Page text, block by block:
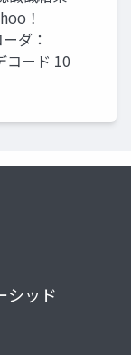
！
ダ：
ード 10
シッド